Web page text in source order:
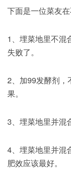
下面是一位菜友
1、埋菜地里不混
失败了。
2、加99发酵剂，
果。
3、埋菜地里并混
4、埋菜地里并混
肥效应该最好。